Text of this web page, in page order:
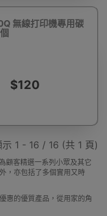
無線打印機專用碳
$120
示 1 - 16 / 16 (共 1 頁)
顧客精選一系列小眾及其它
，亦包括了多個實用又時
惠的優質產品，從用家的角